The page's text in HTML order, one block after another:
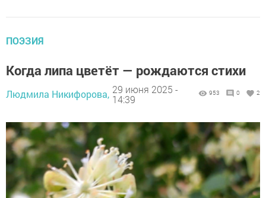
ПОЭЗИЯ
Когда липа цветёт — рождаются стихи
Людмила Никифорова, 29 июня 2025 -
14:39
953 0 2